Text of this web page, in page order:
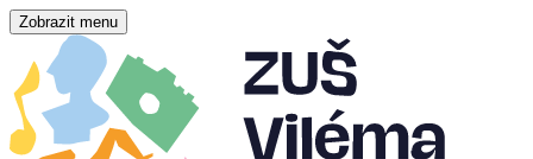
Zobrazit menu